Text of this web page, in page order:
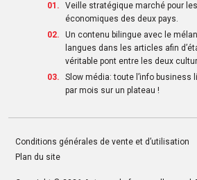
Veille stratégique marché pour
économiques des deux pays.
Un contenu bilingue avec le
langues dans les articles afin
véritable pont entre les deux
Slow média: toute l’info business
par mois sur un plateau !
Conditions générales de vente et d’utilisation
Plan du site